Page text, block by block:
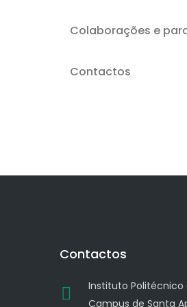
Colaborações e
Contactos
Contactos
Instituto Politécnico
Campus de Santa